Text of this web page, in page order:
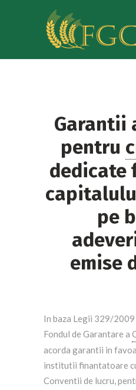
Garantii
pentru
dedicate
pe
emise
In baza Legii 329/
Fondul de Garantare a
acorda garantii in
institutii finantatoare
Conventii de lucru,